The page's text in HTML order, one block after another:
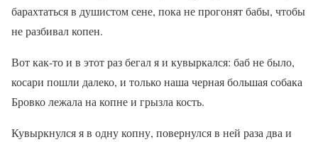
барахтаться в душистом сене, пока не прогонят бабы, чтобы
не разбивал копен.
Вот как-то и в этот раз бегал я и кувыркался: баб не было,
косари пошли далеко, и только наша черная большая собака
Бровко лежала на копне и грызла кость.
Кувыркнулся я в одну копну, повернулся в ней раза два и